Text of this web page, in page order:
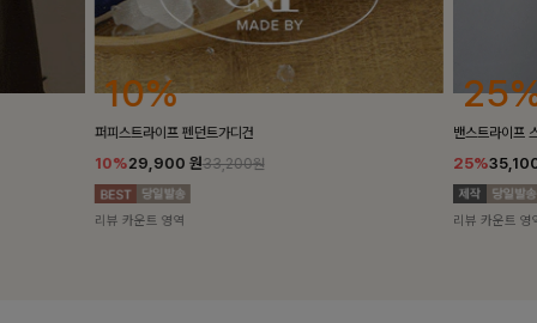
25%
밴스트라이프 스트링원피스
25%35,100 원46,800원
리뷰 카운트 영역
10%
[5천장돌파/
10%
리뷰 카운트 영